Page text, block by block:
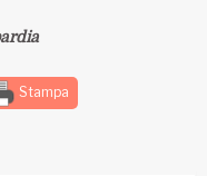
Stampa